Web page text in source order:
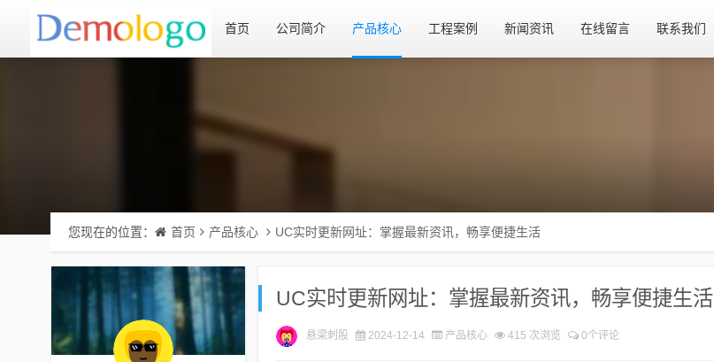
首页 公司简介 产品核心 工程案例 新闻资讯 在线留言 联系我们
您现在的位置： 首页 产品核心 UC实时更新网址：掌握最新资讯，畅享便捷生活
UC实时更新网址：掌握最新资讯，畅享便捷生活
悬梁刺股 2024-12-14 产品核心 415 次浏览 0个评论